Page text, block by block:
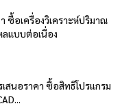
ซื้อเครื่องวิเคราะห์ปริมาณ
ลแบบต่อเนื่อง
สนอราคา ซื้อสิทธิโปรแกรม